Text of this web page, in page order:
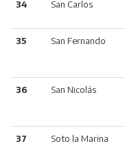
34 San Carlos
35 San Fernando
36 San Nicolás
37 Soto la Marina